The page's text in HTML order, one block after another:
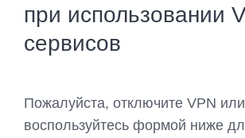
при использовании
сервисов
Пожалуйста, отключите VPN или
воспользуйтесь формой ниже